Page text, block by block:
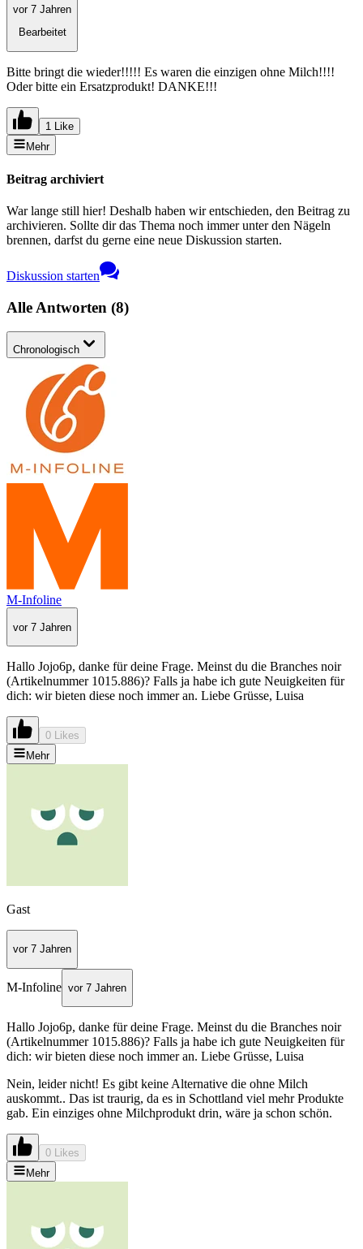
vor 7 Jahren
Bearbeitet
Bitte bringt die wieder!!!!! Es waren die einzigen ohne Milch!!!!
Oder bitte ein Ersatzprodukt! DANKE!!!
1 Like
Mehr
Beitrag archiviert
War lange still hier! Deshalb haben wir entschieden, den Beitrag zu
archivieren. Sollte dir das Thema noch immer unter den Nägeln
brennen, darfst du gerne eine neue Diskussion starten.
Diskussion starten
Alle Antworten (8)
Chronologisch
M-Infoline
vor 7 Jahren
Hallo Jojo6p, danke für deine Frage. Meinst du die Branches noir
(Artikelnummer 1015.886)? Falls ja habe ich gute Neuigkeiten für
dich: wir bieten diese noch immer an. Liebe Grüsse, Luisa
0 Likes
Mehr
Gast
vor 7 Jahren
M-Infoline vor 7 Jahren
Hallo Jojo6p, danke für deine Frage. Meinst du die Branches noir
(Artikelnummer 1015.886)? Falls ja habe ich gute Neuigkeiten für
dich: wir bieten diese noch immer an. Liebe Grüsse, Luisa
Nein, leider nicht! Es gibt keine Alternative die ohne Milch
auskommt.. Das ist traurig, da es in Schottland viel mehr Produkte
gab. Ein einziges ohne Milchprodukt drin, wäre ja schon schön.
0 Likes
Mehr